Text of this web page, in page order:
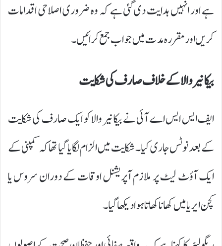
ہے اور انہیں ہدایت دی گئی ہے کہ وہ ضروری اصلاحی اقدامات
کریں اور مقررہ مدت میں جواب جمع کرائیں۔
بیکانیر والا کے خلاف صارف کی شکایت
ایف ایس ایس اے آئی نے بیکانیر والا کو ایک صارف کی شکایت
کے بعد نوٹس جاری کیا۔ شکایت میں الزام لگایا گیا تھا کہ کمپنی کے
ایک آؤٹ لیٹ پر ملازم آپریشنل اوقات کے دوران سروس یا
کچن ایریا میں کھانا کھاتا ہوا دیکھا گیا۔